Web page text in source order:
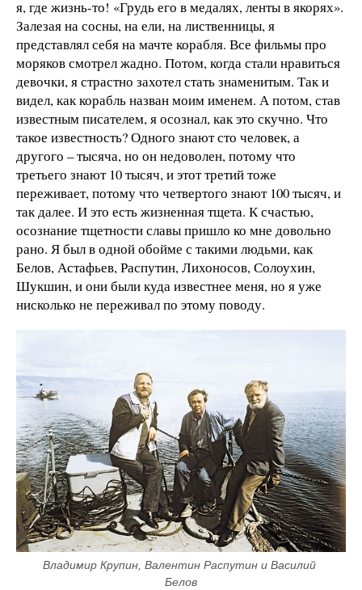
я, где жизнь-то! «Грудь его в медалях, ленты в якорях».
Залезая на сосны, на ели, на лиственницы, я
представлял себя на мачте корабля. Все фильмы про
моряков смотрел жадно. Потом, когда стали нравиться
девочки, я страстно захотел стать знаменитым. Так и
видел, как корабль назван моим именем. А потом, став
известным писателем, я осознал, как это скучно. Что
такое известность? Одного знают сто человек, а
другого – тысяча, но он недоволен, потому что
третьего знают 10 тысяч, и этот третий тоже
переживает, потому что четвертого знают 100 тысяч, и
так далее. И это есть жизненная тщета. К счастью,
осознание тщетности славы пришло ко мне довольно
рано. Я был в одной обойме с такими людьми, как
Белов, Астафьев, Распутин, Лихоносов, Солоухин,
Шукшин, и они были куда известнее меня, но я уже
нисколько не переживал по этому поводу.
Владимир Крупин, Валентин Распутин и Василий
Белов